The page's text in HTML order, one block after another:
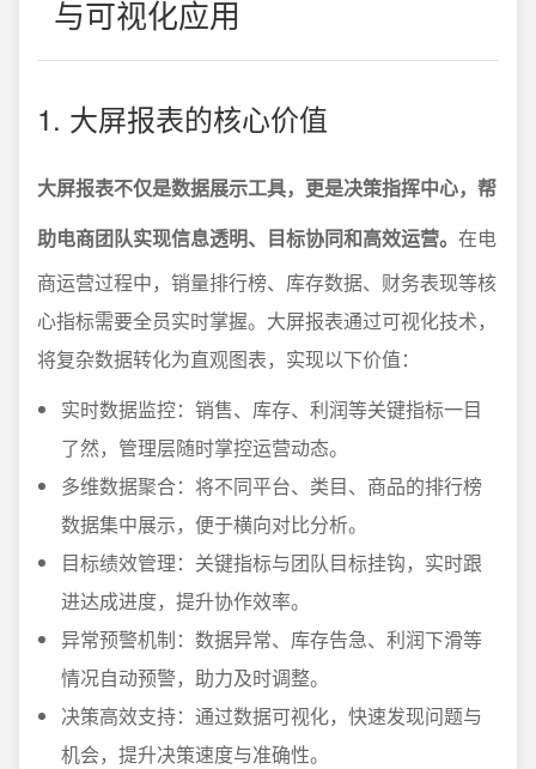
与可视化应用
1. 大屏报表的核心价值
大屏报表不仅是数据展示工具，更是决策指挥中心，帮
助电商团队实现信息透明、目标协同和高效运营。 在电
商运营过程中，销量排行榜、库存数据、财务表现等核
心指标需要全员实时掌握。大屏报表通过可视化技术，
将复杂数据转化为直观图表，实现以下价值：
实时数据监控：销售、库存、利润等关键指标一目
了然，管理层随时掌控运营动态。
多维数据聚合：将不同平台、类目、商品的排行榜
数据集中展示，便于横向对比分析。
目标绩效管理：关键指标与团队目标挂钩，实时跟
进达成进度，提升协作效率。
异常预警机制：数据异常、库存告急、利润下滑等
情况自动预警，助力及时调整。
决策高效支持：通过数据可视化，快速发现问题与
机会，提升决策速度与准确性。